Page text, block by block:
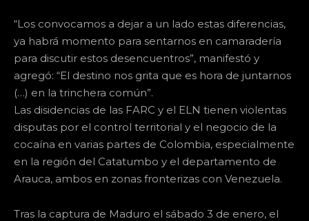
“Los convocamos a dejar a un lado estas diferencias,
ya habrá momento para sentarnos en camaradería
para discutir estos desencuentros”, manifestó y
agregó: “El destino nos grita que es hora de juntarnos
(…) en la trinchera común”.
Las disidencias de las FARC y el ELN tienen violentas
disputas por el control territorial y el negocio de la
cocaína en varias partes de Colombia, especialmente
en la región del Catatumbo y el departamento de
Arauca, ambos en zonas fronterizas con Venezuela.
Tras la captura de Maduro el sábado 3 de enero, el